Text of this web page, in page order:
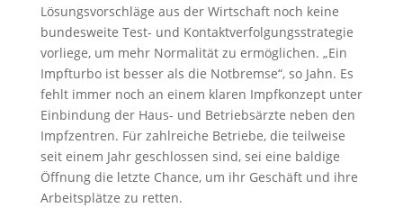
Lösungsvorschläge aus der Wirtschaft noch keine
bundesweite Test- und Kontaktverfolgungsstrategie
vorliege, um mehr Normalität zu ermöglichen. „Ein
Impfturbo ist besser als die Notbremse“, so Jahn. Es
fehlt immer noch an einem klaren Impfkonzept unter
Einbindung der Haus- und Betriebsärzte neben den
Impfzentren. Für zahlreiche Betriebe, die teilweise
seit einem Jahr geschlossen sind, sei eine baldige
Öffnung die letzte Chance, um ihr Geschäft und ihre
Arbeitsplätze zu retten.